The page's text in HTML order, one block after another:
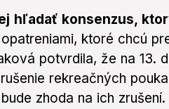
hľadať konsenzus,
ktoré chcú
potvrdila, že na 13.
rekreačných
zhoda na ich